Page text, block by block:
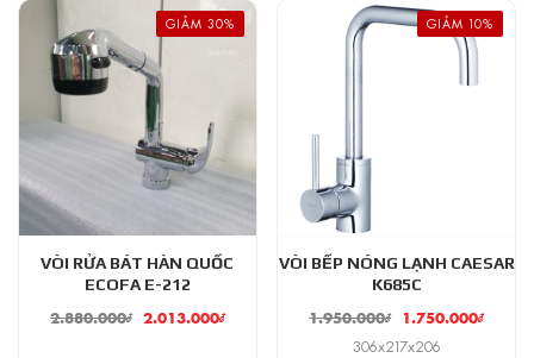
GIẢM 30%
VÒI RỬA BÁT HÀN QUỐC
ECOFA E-212
2.880.000₫ 2.013.000₫
GIẢM 10%
VÒI BẾP NÓNG LẠNH CAESAR
K685C
1.950.000₫ 1.750.000₫
306x217x206